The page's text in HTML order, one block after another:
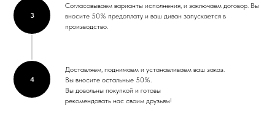
3
Согласовываем варианты исполнения, и заключаем договор. Вы
вносите 50% предоплату и ваш диван запускается в
производство.
4
Доставляем, поднимаем и устанавливаем ваш заказ.
Вы вносите остальные 50%.
Вы довольны покупкой и готовы
рекомендовать нас своим друзьям!